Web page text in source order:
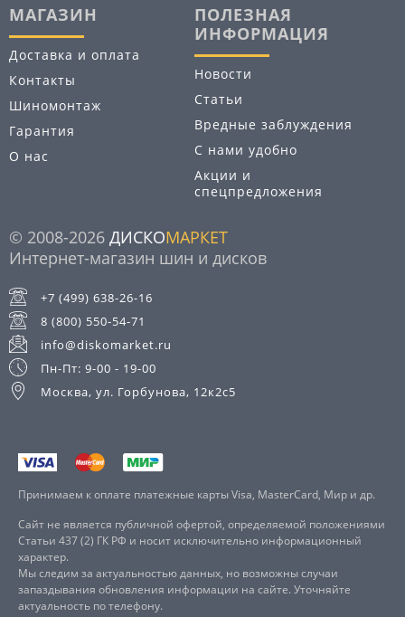
МАГАЗИН
Доставка и оплата
Контакты
Шиномонтаж
Гарантия
О нас
ПОЛЕЗНАЯ
ИНФОРМАЦИЯ
Новости
Статьи
Вредные заблуждения
С нами удобно
Акции и
спецпредложения
© 2008-2026 ДИСКОМАРКЕТ
Интернет-магазин шин и дисков
+7 (499) 638-26-16
8 (800) 550-54-71
info@diskomarket.ru
Пн-Пт: 9-00 - 19-00
Москва, ул. Горбунова, 12к2с5
Принимаем к оплате платежные карты Visa, MasterCard, Мир и др.
Сайт не является публичной офертой, определяемой положениями
Статьи 437 (2) ГК РФ и носит исключительно информационный
характер.
Мы следим за актуальностью данных, но возможны случаи
запаздывания обновления информации на сайте. Уточняйте
актуальность по телефону.